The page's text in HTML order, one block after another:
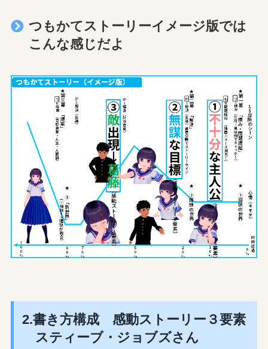
つもかてストーリーイメージ版では
こんな感じだよ
2.書き方構成 感動ストーリー３要素
スティーブ・ジョブズさん